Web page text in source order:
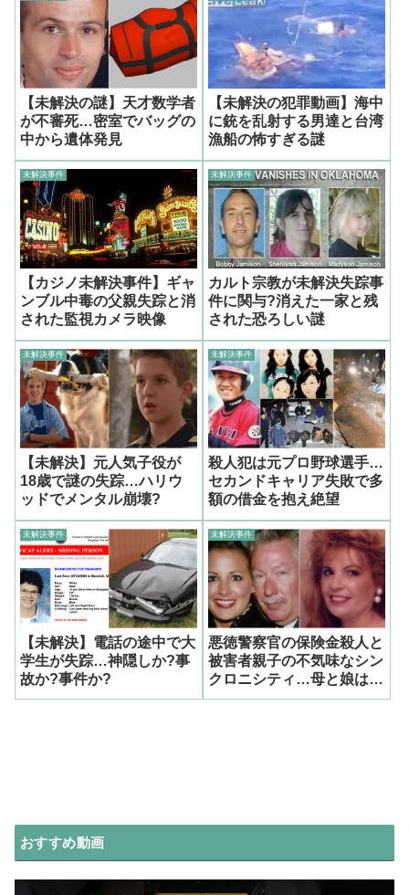
【未解決の謎】天才数学者
が不審死…密室でバッグの
中から遺体発見
【未解決の犯罪動画】海中
に銃を乱射する男達と台湾
漁船の怖すぎる謎
未解決事件
【カジノ未解決事件】ギャ
ンブル中毒の父親失踪と消
された監視カメラ映像
未解決事件
カルト宗教が未解決失踪事
件に関与?消えた一家と残
された恐ろしい謎
未解決事件
【未解決】元人気子役が
18歳で謎の失踪…ハリウ
ッドでメンタル崩壊?
未解決事件
殺人犯は元プロ野球選手…
セカンドキャリア失敗で多
額の借金を抱え絶望
未解決事件
【未解決】電話の途中で大
学生が失踪…神隠しか?事
故か?事件か?
未解決事件
悪徳警察官の保険金殺人と
被害者親子の不気味なシン
クロニシティ…母と娘は共
に行方不明
おすすめ動画